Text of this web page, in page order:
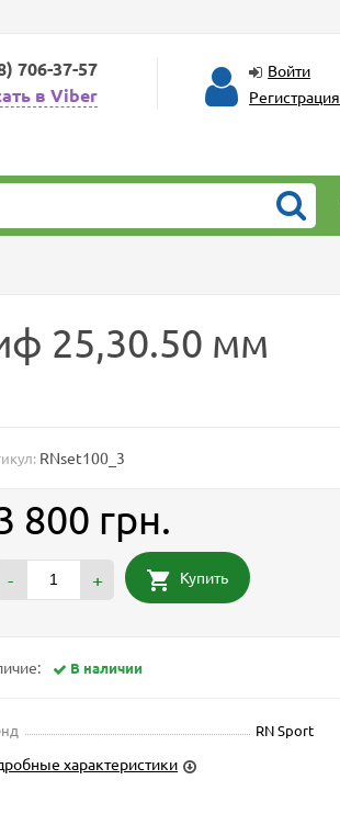
706-37-57
в Viber
Войти
Регистрация
25,30.50 мм
RNset100_3
800 грн.
- + Купить
В наличии
RN Sport
характеристики